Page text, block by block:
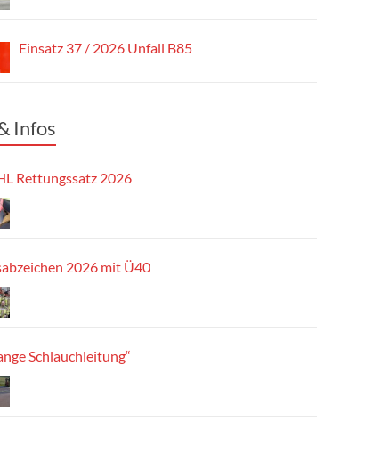
Einsatz 37 / 2026 Unfall B85
Infos
Rettungssatz 2026
2026 mit Ü40
Schlauchleitung“